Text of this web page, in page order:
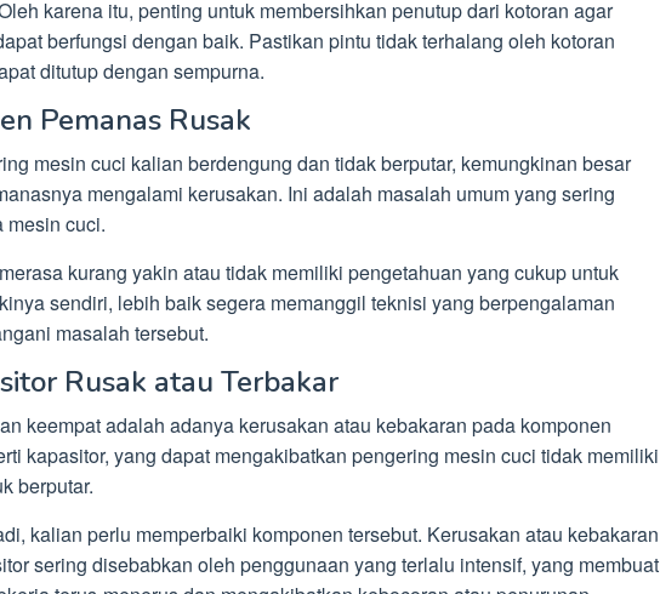
karena itu, penting untuk membersihkan penutup dari kotoran agar
berfungsi dengan baik. Pastikan pintu tidak terhalang oleh kotoran
ditutup dengan sempurna.
Pemanas Rusak
mesin cuci kalian berdengung dan tidak berputar, kemungkinan besar
mengalami kerusakan. Ini adalah masalah umum yang sering
mesin cuci.
kurang yakin atau tidak memiliki pengetahuan yang cukup untuk
sendiri, lebih baik segera memanggil teknisi yang berpengalaman
masalah tersebut.
Rusak atau Terbakar
keempat adalah adanya kerusakan atau kebakaran pada komponen
kapasitor, yang dapat mengakibatkan pengering mesin cuci tidak memiliki
berputar.
kalian perlu memperbaiki komponen tersebut. Kerusakan atau kebakaran
sering disebabkan oleh penggunaan yang terlalu intensif, yang membuat